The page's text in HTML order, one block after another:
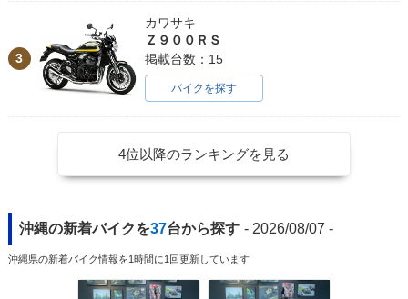
3
カワサキ
Ｚ９００ＲＳ
掲載台数：15
バイクを探す
4位以降のランキングを見る
沖縄の新着バイクを37台から探す - 2026/08/07 -
沖縄県の新着バイク情報を1時間に1回更新しています